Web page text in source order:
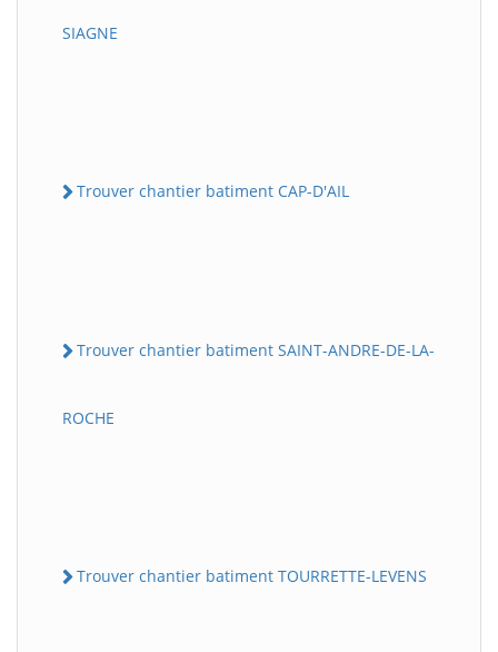
SIAGNE
Trouver chantier batiment CAP-D'AIL
Trouver chantier batiment SAINT-ANDRE-DE-LA-
ROCHE
Trouver chantier batiment TOURRETTE-LEVENS